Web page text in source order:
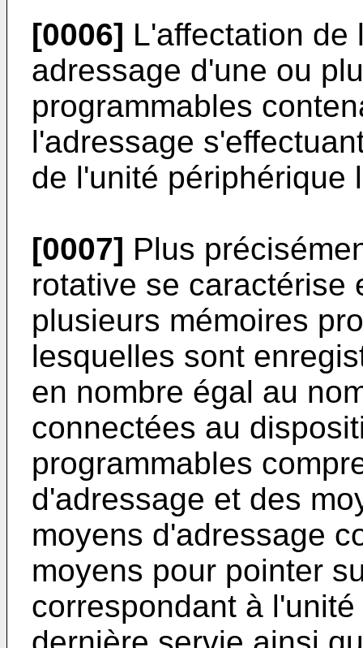
[0006] L'affectation de
adressage d'une ou
programmables
l'adressage
de l'unité périphérique
[0007] Plus
rotative se caractérise
plusieurs mémoires
lesquelles sont
en nombre égal au
connectées au
programmables
d'adressage et des
moyens d'adressage
moyens pour pointer
correspondant à